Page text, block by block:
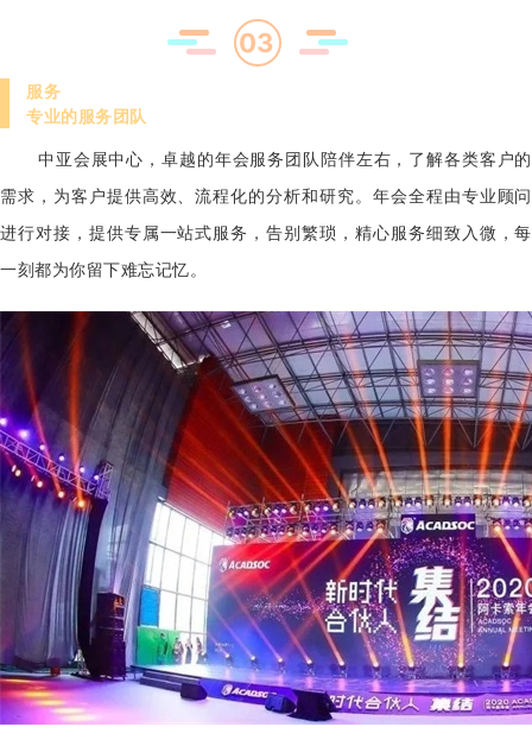
03
服务
专业的服务团队
中亚会展中心，卓越的年会服务团队陪伴左右，了解各类客户的
需求，为客户提供高效、流程化的分析和研究。年会全程由专业顾问
进行对接，提供专属一站式服务，告别繁琐，精心服务细致入微，每
一刻都为你留下难忘记忆。